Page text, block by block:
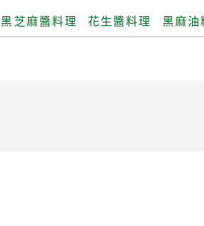
黑芝麻醬料理 花生醬料理 黑麻油